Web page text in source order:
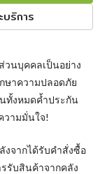
ริการ
วนบุคคลเป็นอย่าง
ษาความปลอดภัย
ทั้งหมดค้ำประกัน
วามมั่นใจ!
งจากได้รับคำสั่งซื้อ
รรับสินค้าจากคลัง